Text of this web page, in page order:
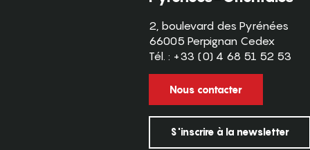
2, boulevard des Pyrénées
66005 Perpignan Cedex
Tél. : +33 (0) 4 68 51 52 53
Nous contacter
S'inscrire à la newsletter